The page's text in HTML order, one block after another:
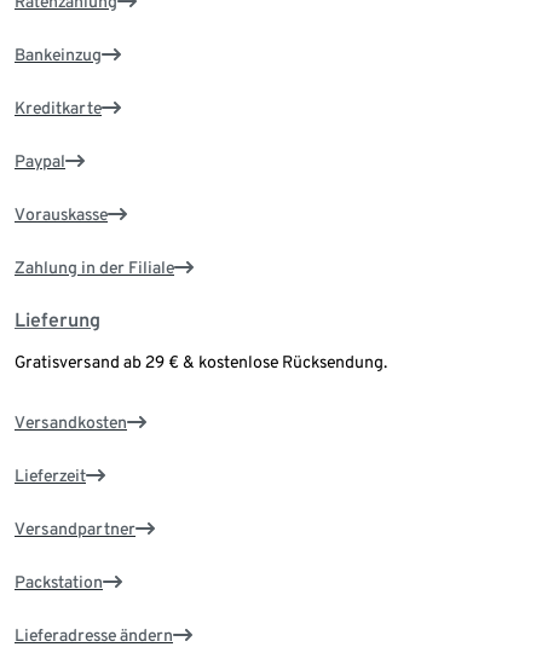
Bankeinzug
Kreditkarte
Paypal
Vorauskasse
Zahlung in der Filiale
Lieferung
Gratisversand ab 29 € & kostenlose Rücksendung.
Versandkosten
Lieferzeit
Versandpartner
Packstation
Lieferadresse ändern